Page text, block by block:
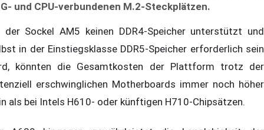
und CPU-verbundenen M.2-Steckplätzen.
der Sockel AM5 keinen DDR4-Speicher unterstützt und
in der Einstiegsklasse DDR5-Speicher erforderlich sein
könnten die Gesamtkosten der Plattform trotz der
erschwinglichen Motherboards immer noch höher
als bei Intels H610- oder künftigen H710-Chipsätzen.